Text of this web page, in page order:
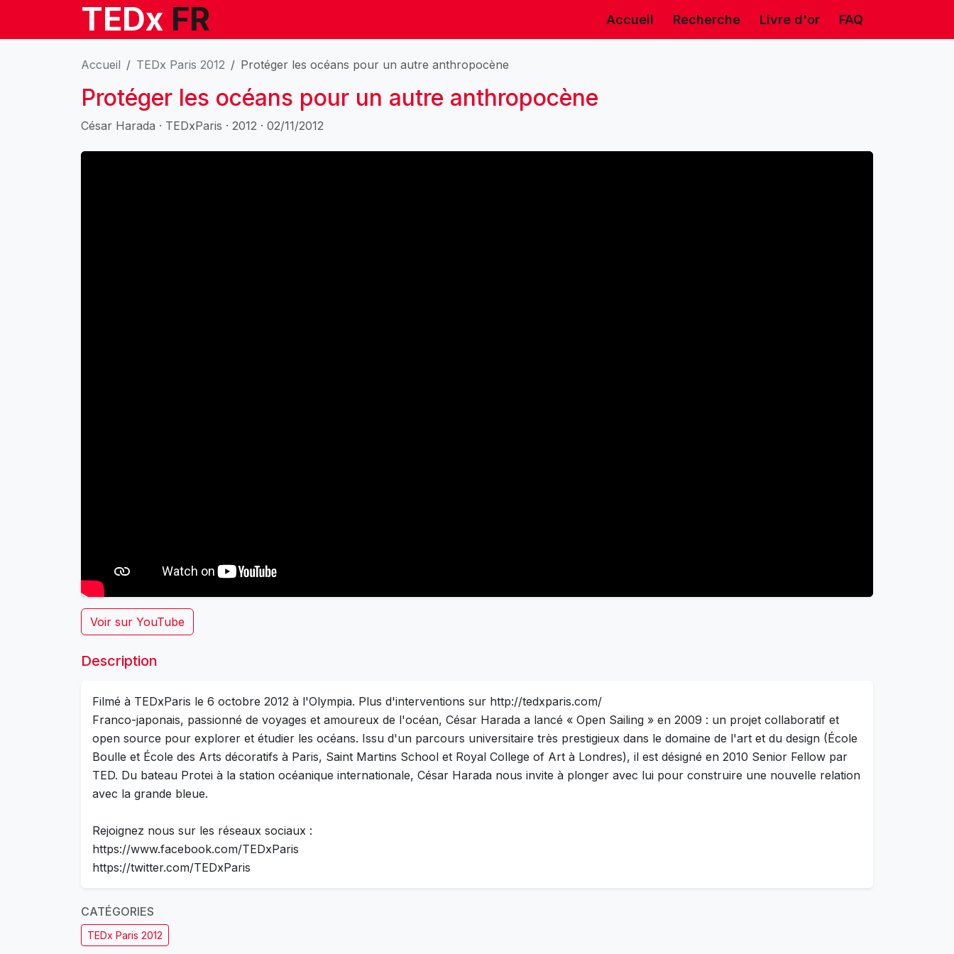
TEDx FR Accueil Recherche Livre d'or FAQ
Accueil TEDx Paris 2012 Protéger les océans pour un autre anthropocène
Protéger les océans pour un autre anthropocène
César Harada · TEDxParis · 2012 · 02/11/2012
Voir sur YouTube
Description
Filmé à TEDxParis le 6 octobre 2012 à l'Olympia. Plus d'interventions sur http://tedxparis.com/
Franco-japonais, passionné de voyages et amoureux de l'océan, César Harada a lancé « Open Sailing » en 2009 : un projet collaboratif et
open source pour explorer et étudier les océans. Issu d'un parcours universitaire très prestigieux dans le domaine de l'art et du design (École
Boulle et École des Arts décoratifs à Paris, Saint Martins School et Royal College of Art à Londres), il est désigné en 2010 Senior Fellow par
TED. Du bateau Protei à la station océanique internationale, César Harada nous invite à plonger avec lui pour construire une nouvelle relation
avec la grande bleue.
Rejoignez nous sur les réseaux sociaux :
https://www.facebook.com/TEDxParis
https://twitter.com/TEDxParis
CATÉGORIES
TEDx Paris 2012